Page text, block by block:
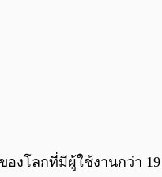
ลกที่มีผู้ใช้งานกว่า 19